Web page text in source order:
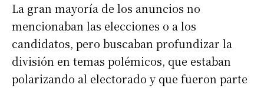
La gran mayoría de los anuncios no
mencionaban las elecciones o a los
candidatos, pero buscaban profundizar la
división en temas polémicos, que estaban
polarizando al electorado y que fueron parte